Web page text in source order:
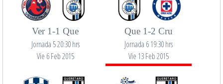
Ver 1-1 Que
Jornada 5 20:30 hrs
Vie 6 Feb 2015
Que 1-2 Cru
Jornada 6 19:30 hrs
Vie 13 Feb 2015